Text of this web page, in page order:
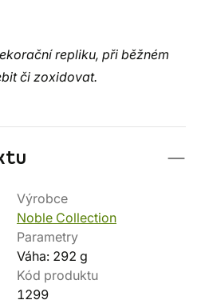
repliku, při běžném
či zoxidovat.
Výrobce
Noble Collection
Parametry
Váha: 292 g
Kód produktu
1299